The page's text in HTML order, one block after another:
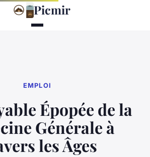
Picmir
EMPLOI
Épopée de la
Générale à
les Âges